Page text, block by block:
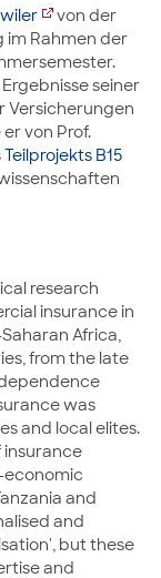
von der
im Rahmen der
seiner
Versicherungen
von Prof.
Teilprojekts B15
research
insurance in
Africa,
from the late
was
and local elites.
economic
and
and
but these
and